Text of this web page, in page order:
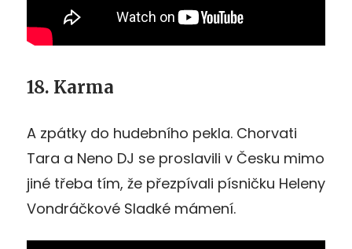
18. Karma
A zpátky do hudebního pekla. Chorvati
Tara a Neno DJ se proslavili v Česku mimo
jiné třeba tím, že přezpívali písničku Heleny
Vondráčkové Sladké mámení.